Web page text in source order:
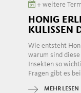
+ weitere
HONIG
KULISSEN
Wie entsteht
warum sind
Insekten so
Fragen gibt es
MEHR LESEN